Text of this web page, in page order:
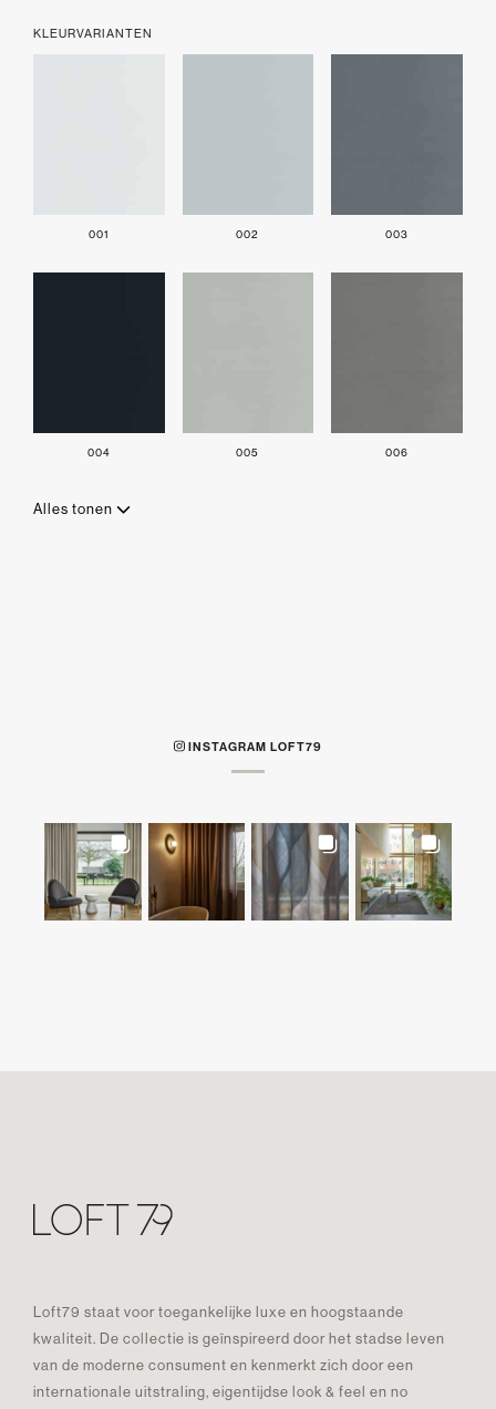
KLEURVARIANTEN
001 002 003
004 005 006
Alles tonen
INSTAGRAM LOFT79
Loft79 staat voor toegankelijke luxe en hoogstaande
kwaliteit. De collectie is geïnspireerd door het stadse leven
van de moderne consument en kenmerkt zich door een
internationale uitstraling, eigentijdse look & feel en no